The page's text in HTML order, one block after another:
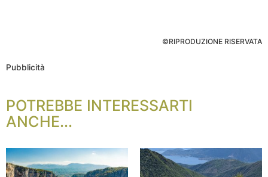
©RIPRODUZIONE RISERVATA
Pubblicità
POTREBBE INTERESSARTI
ANCHE...